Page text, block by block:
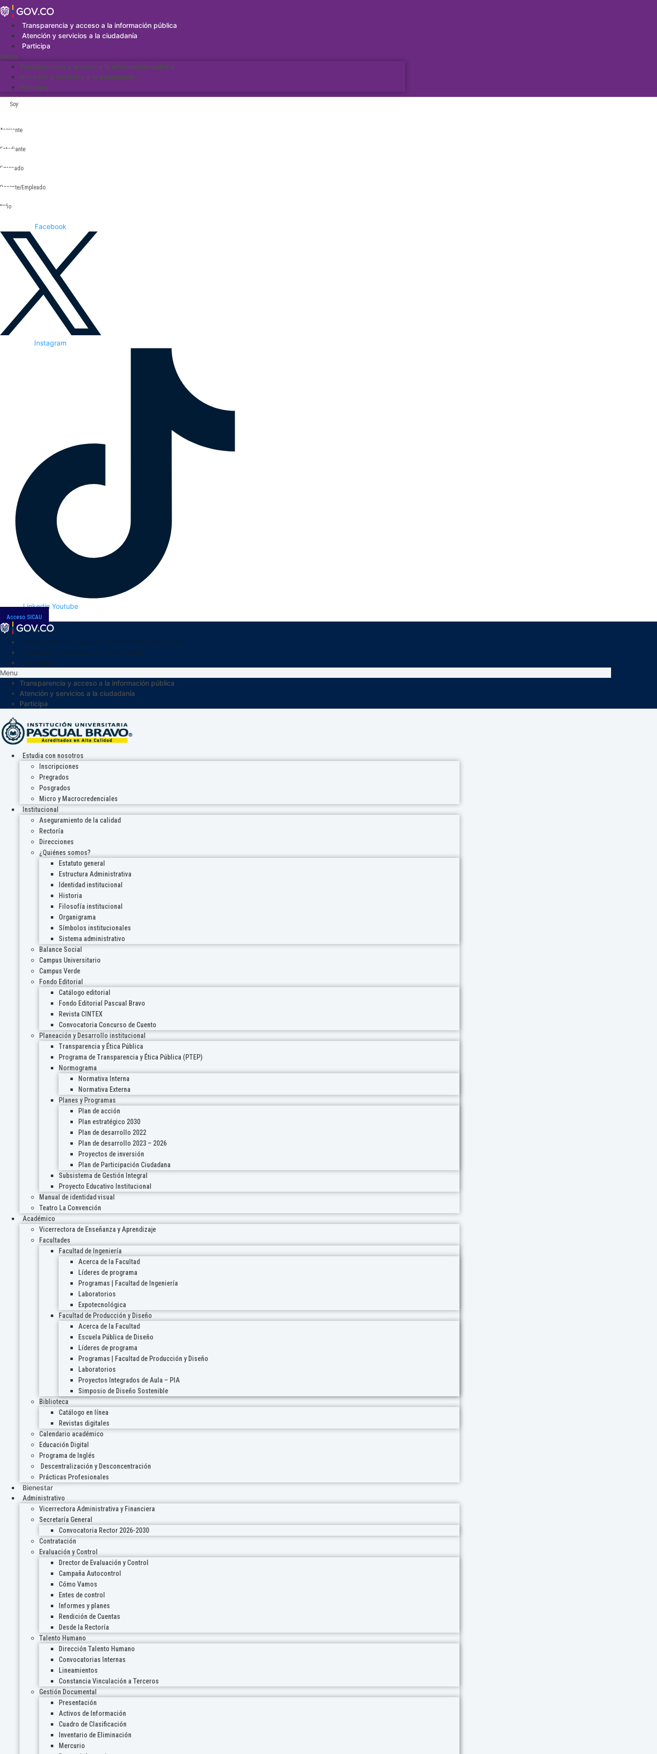
Saltar
al
contenidoTransparencia y acceso a la información pública
Atención y servicios a la ciudadanía
Participa
Menu
Transparencia y acceso a la información pública
Atención y servicios a la ciudadanía
Participa
Soy:
Aspirante
Estudiante
Egresado
Docente/Empleado
Niño
Facebook
Instagram
Linkedin Youtube
Acceso SICAU
Menu
Transparencia y acceso a la información pública
Atención y servicios a la ciudadanía
Participa
Estudia con nosotros
Inscripciones
Pregrados
Posgrados
Micro y Macrocredenciales
Institucional
Aseguramiento de la calidad
Rectoría
Direcciones
¿Quiénes somos?
Estatuto general
Estructura Administrativa
Identidad institucional
Historia
Filosofía institucional
Organigrama
Símbolos institucionales
Sistema administrativo
Balance Social
Campus Universitario
Campus Verde
Fondo Editorial
Catálogo editorial
Fondo Editorial Pascual Bravo
Revista CINTEX
Convocatoria Concurso de Cuento
Planeación y Desarrollo institucional
Transparencia y Ética Pública
Programa de Transparencia y Ética Pública (PTEP)
Normograma
Normativa Interna
Normativa Externa
Planes y Programas
Plan de acción
Plan estratégico 2030
Plan de desarrollo 2022
Plan de desarrollo 2023 – 2026
Proyectos de inversión
Plan de Participación Ciudadana
Subsistema de Gestión Integral
Proyecto Educativo Institucional
Manual de identidad visual
Teatro La Convención
Académico
Vicerrectora de Enseñanza y Aprendizaje
Facultades
Facultad de Ingeniería
Acerca de la Facultad
Líderes de programa
Programas | Facultad de Ingeniería
Laboratorios
Expotecnológica
Facultad de Producción y Diseño
Acerca de la Facultad
Escuela Pública de Diseño
Líderes de programa
Programas | Facultad de Producción y Diseño
Laboratorios
Proyectos Integrados de Aula – PIA
Simposio de Diseño Sostenible
Biblioteca
Catálogo en línea
Revistas digitales
Calendario académico
Educación Digital
Programa de Inglés
Descentralización y Desconcentración
Prácticas Profesionales
Bienestar
Administrativo
Vicerrectora Administrativa y Financiera
Secretaría General
Convocatoria Rector 2026-2030
Contratación
Evaluación y Control
Drector de Evaluación y Control
Campaña Autocontrol
Cómo Vamos
Entes de control
Informes y planes
Rendición de Cuentas
Desde la Rectoría
Talento Humano
Dirección Talento Humano
Convocatorias Internas
Lineamientos
Constancia Vinculación a Terceros
Gestión Documental
Presentación
Activos de Información
Cuadro de Clasificación
Inventario de Eliminación
Mercurio